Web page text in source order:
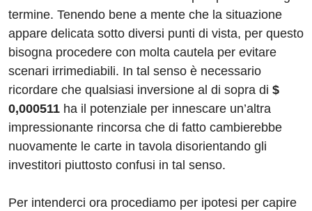
termine. Tenendo bene a mente che la situazione
appare delicata sotto diversi punti di vista, per questo
bisogna procedere con molta cautela per evitare
scenari irrimediabili. In tal senso è necessario
ricordare che qualsiasi inversione al di sopra di $
0,000511 ha il potenziale per innescare un’altra
impressionante rincorsa che di fatto cambierebbe
nuovamente le carte in tavola disorientando gli
investitori piuttosto confusi in tal senso.
Per intenderci ora procediamo per ipotesi per capire